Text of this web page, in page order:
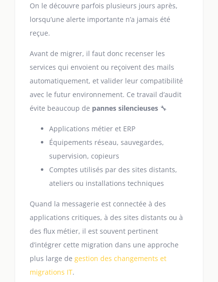
On le découvre parfois plusieurs jours après,
lorsqu’une alerte importante n’a jamais été
reçue.
Avant de migrer, il faut donc recenser les
services qui envoient ou reçoivent des mails
automatiquement, et valider leur compatibilité
avec le futur environnement. Ce travail d’audit
évite beaucoup de pannes silencieuses 🔧
Applications métier et ERP
Équipements réseau, sauvegardes,
supervision, copieurs
Comptes utilisés par des sites distants,
ateliers ou installations techniques
Quand la messagerie est connectée à des
applications critiques, à des sites distants ou à
des flux métier, il est souvent pertinent
d’intégrer cette migration dans une approche
plus large de gestion des changements et
migrations IT.